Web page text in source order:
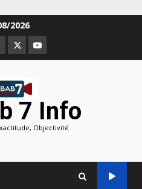
2026
TwitterYoutube
7 Info
Objectivité